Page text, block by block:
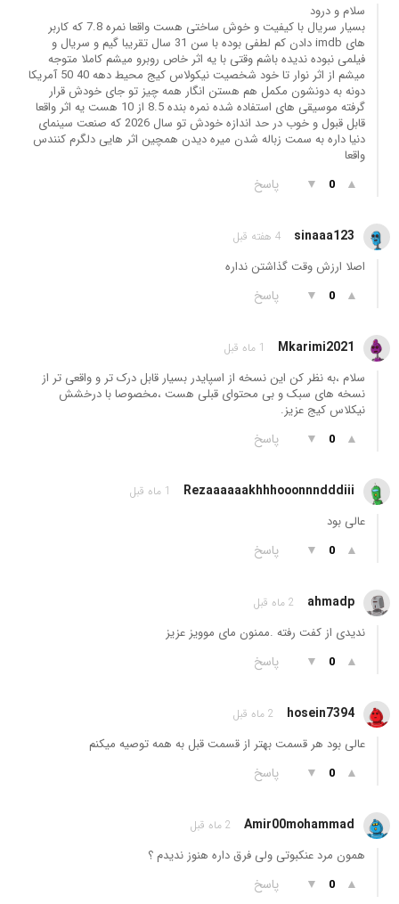
سلام و درود
بسیار سریال با کیفیت و خوش ساختی هست واقعا نمره 7.8 که کاربر
های imdb دادن کم لطفی بوده با سن 31 سال تقریبا گیم و سریال و
فیلمی نبوده ندیده باشم وقتی با یه اثر خاص روبرو میشم کاملا متوجه
میشم از اثر نوار تا خود شخصیت نیکولاس کیج محیط دهه 40 50 آمریکا
دونه به دونشون مکمل هم هستن انگار همه چیز تو جای خودش قرار
گرفته موسیقی های استفاده شده نمره بنده 8.5 از 10 هست یه اثر واقعا
قابل قبول و خوب در حد اندازه خودش تو سال 2026 که صنعت سینمای
دنیا داره به سمت زباله شدن میره دیدن همچین اثر هایی دلگرم کنندس
واقعا
▲
0
▼ پاسخ
sinaaa123 4 هفته قبل
اصلا ارزش وقت گذاشتن نداره
▲
0
▼ پاسخ
Mkarimi2021 1 ماه قبل
سلام ،به نظر کن این نسخه از اسپایدر بسیار قابل درک تر و واقعی تر از
نسخه های سبک و بی محتوای قبلی هست ،مخصوصا با درخشش
نیکلاس کیج عزیز.
▲
0
▼ پاسخ
Rezaaaaaakhhhooonnndddiii 1 ماه قبل
عالی بود
▲
0
▼ پاسخ
ahmadp 2 ماه قبل
ندیدی از کفت رفته .ممنون مای موویز عزیز
▲
0
▼ پاسخ
hosein7394 2 ماه قبل
عالی بود هر قسمت بهتر از قسمت قبل به همه توصیه میکنم
▲
0
▼ پاسخ
Amir00mohammad 2 ماه قبل
همون مرد عنکبوتی ولی فرق داره هنوز ندیدم ؟
▲
0
▼ پاسخ